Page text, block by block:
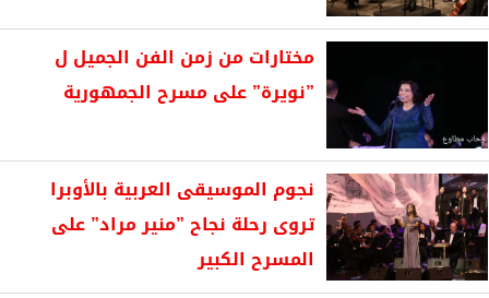
مختارات من زمن الفن الجميل ل
”نويرة” على مسرح الجمهورية
نجوم الموسيقى العربية بالأوبرا
تروى رحلة نجاح ”منير مراد” على
المسرح الكبير